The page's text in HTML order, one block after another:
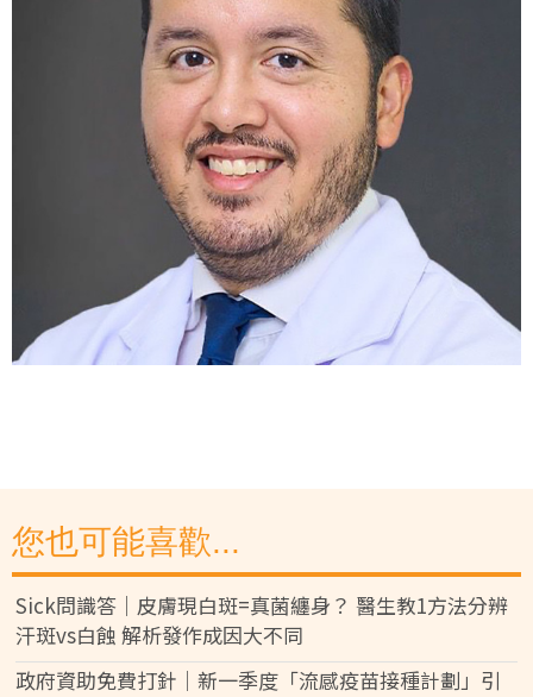
您也可能喜歡...
Sick問識答｜皮膚現白斑=真菌纏身？ 醫生教1方法分辨
汗斑vs白蝕 解析發作成因大不同
政府資助免費打針｜新一季度「流感疫苗接種計劃」引